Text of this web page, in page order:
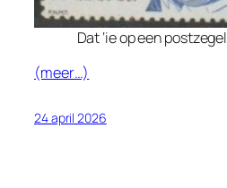
Dat ‘ie op een
(meer…)
24 april 2026